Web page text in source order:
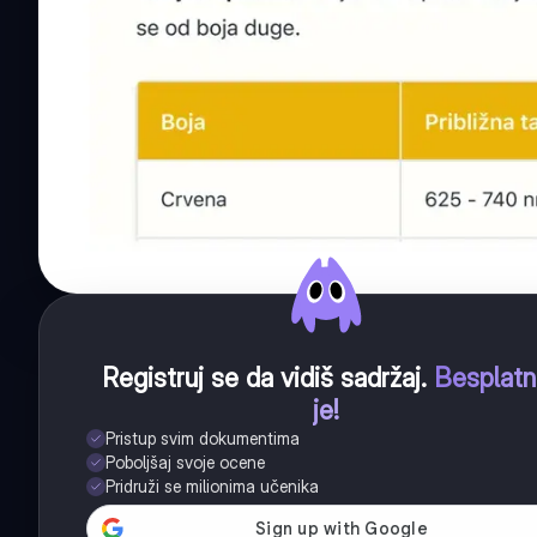
Registruj se da vidiš sadržaj.
je!
Pristup svim dokumentima
Poboljšaj svoje ocene
Pridruži se milionima učenika